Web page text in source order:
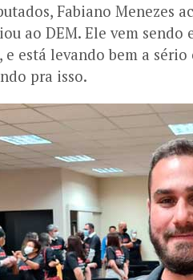
Fabiano Menezes
ao DEM. Ele vem
e está levando bem a
pra isso.